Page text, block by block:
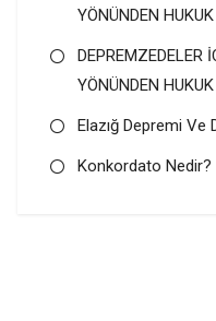
YÖNÜNDEN
DEPREMZEDELER
YÖNÜNDEN
Elazığ Depremi Ve
Konkordato Nedir?